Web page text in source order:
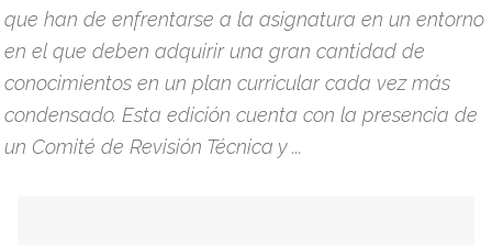
que han de enfrentarse a la asignatura en un entorno
en el que deben adquirir una gran cantidad de
conocimientos en un plan curricular cada vez más
condensado. Esta edición cuenta con la presencia de
un Comité de Revisión Técnica y ...